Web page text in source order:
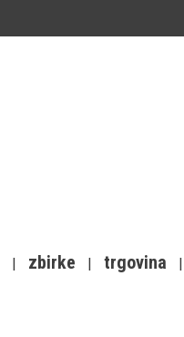
zbirke trgovina